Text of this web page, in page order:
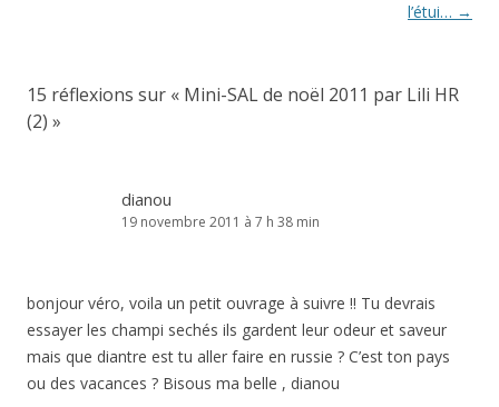
l’étui… →
15 réflexions sur « Mini-SAL de noël 2011 par Lili HR
(2) »
dianou
19 novembre 2011 à 7 h 38 min
bonjour véro, voila un petit ouvrage à suivre !! Tu devrais
essayer les champi sechés ils gardent leur odeur et saveur
mais que diantre est tu aller faire en russie ? C’est ton pays
ou des vacances ? Bisous ma belle , dianou